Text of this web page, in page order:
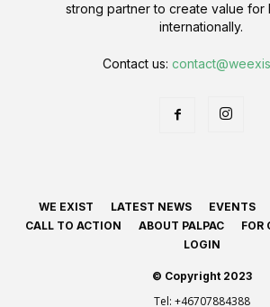
strong partner to create value for
internationally.
Contact us:
WE EXIST LATEST NEWS EVENTS
CALL TO ACTION
ABOUT PALPAC
FOR
LOGIN
© Copyright 2023
Tel: +46707884388